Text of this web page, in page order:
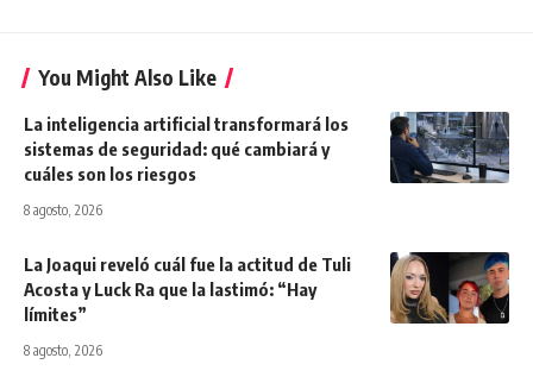
You Might Also Like
La inteligencia artificial transformará los
sistemas de seguridad: qué cambiará y
cuáles son los riesgos
8 agosto, 2026
La Joaqui reveló cuál fue la actitud de Tuli
Acosta y Luck Ra que la lastimó: “Hay
límites”
8 agosto, 2026